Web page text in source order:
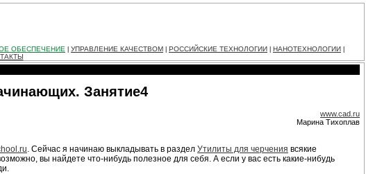
ОБЕСПЕЧЕНИЕ УПРАВЛЕНИЕ КАЧЕСТВОМ РОССИЙСКИЕ ТЕХНОЛОГИИ НАНОТЕХНОЛОГИИ
Занятие4
www.cad.ru
Марина Тихоплав
. Сейчас я начинаю выкладывать в раздел Утилиты для черчения всякие
вы найдете что-нибудь полезное для себя. А если у вас есть какие-нибудь